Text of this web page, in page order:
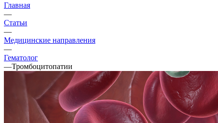
Главная
—
Статьи
—
Медицинские направления
—
Гематолог
—Тромбоцитопатии